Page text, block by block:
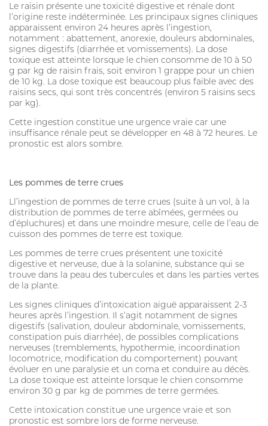
Le raisin présente une toxicité digestive et rénale dont
l’origine reste indéterminée. Les principaux signes cliniques
apparaissent environ 24 heures après l’ingestion,
notamment : abattement, anorexie, douleurs abdominales,
signes digestifs (diarrhée et vomissements). La dose
toxique est atteinte lorsque le chien consomme de 10 à 50
g par kg de raisin frais, soit environ 1 grappe pour un chien
de 10 kg. La dose toxique est beaucoup plus faible avec des
raisins secs, qui sont très concentrés (environ 5 raisins secs
par kg).
Cette ingestion constitue une urgence vraie car une
insuffisance rénale peut se développer en 48 à 72 heures. Le
pronostic est alors sombre.
Les pommes de terre crues
Ll’ingestion de pommes de terre crues (suite à un vol, à la
distribution de pommes de terre abîmées, germées ou
d’épluchures) et dans une moindre mesure, celle de l’eau de
cuisson des pommes de terre est toxique.
Les pommes de terre crues présentent une toxicité
digestive et nerveuse, due à la solanine, substance qui se
trouve dans la peau des tubercules et dans les parties vertes
de la plante.
Les signes cliniques d’intoxication aiguë apparaissent 2-3
heures après l’ingestion. Il s’agit notamment de signes
digestifs (salivation, douleur abdominale, vomissements,
constipation puis diarrhée), de possibles complications
nerveuses (tremblements, hypothermie, incoordination
locomotrice, modification du comportement) pouvant
évoluer en une paralysie et un coma et conduire au décès.
La dose toxique est atteinte lorsque le chien consomme
environ 30 g par kg de pommes de terre germées.
Cette intoxication constitue une urgence vraie et son
pronostic est sombre lors de forme nerveuse.